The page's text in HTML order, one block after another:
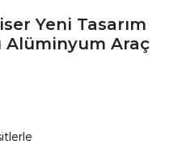
Yeni Tasarım
Alüminyum Araç